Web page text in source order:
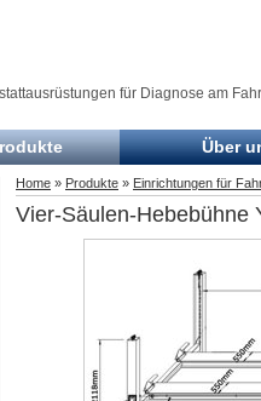
für Diagnose am
Über
Home » Produkte » Einrichtungen für
Vier-Säulen-Hebebühne